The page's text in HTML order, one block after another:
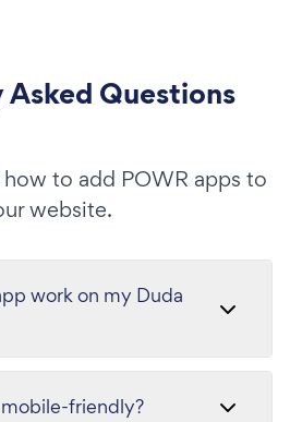
Questions
to add POWR apps to
website.
work on my Duda
friendly?